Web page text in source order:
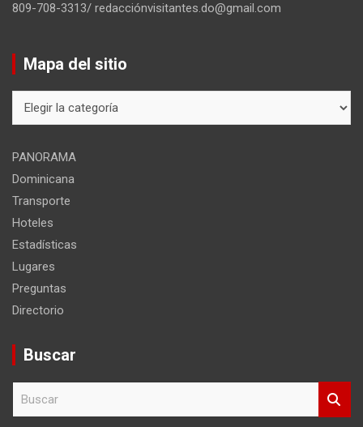
809-708-3313/ redacciónvisitantes.do@gmail.com
Mapa del sitio
del
PANORAMA
Dominicana
Transporte
Hoteles
Estadísticas
Lugares
Preguntas
Directorio
Buscar